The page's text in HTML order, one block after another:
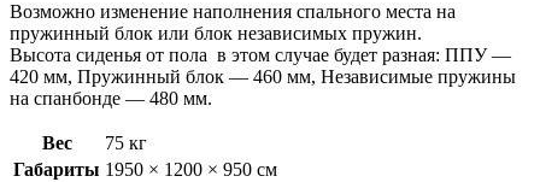
Возможно изменение наполнения спального места на
пружинный блок или блок независимых пружин.
Высота сиденья от пола в этом случае будет разная: ППУ —
420 мм, Пружинный блок — 460 мм, Независимые пружины
на спанбонде — 480 мм.
Вес
75 кг
Габариты 1950 × 1200 × 950 см